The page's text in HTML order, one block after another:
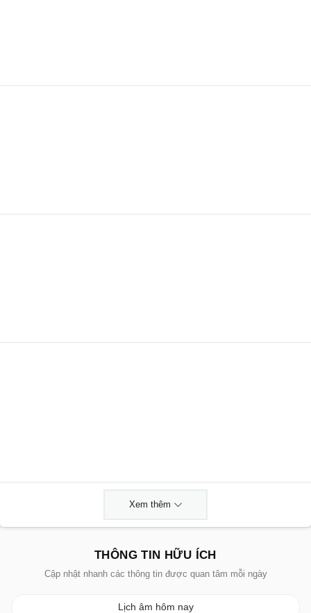
Xem thêm
THÔNG TIN HỮU ÍCH
Cập nhật nhanh các thông tin được quan tâm mỗi ngày
Lịch âm hôm nay